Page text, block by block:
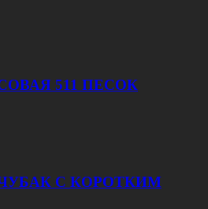
511 ПЕСОК
С КОРОТКИМ